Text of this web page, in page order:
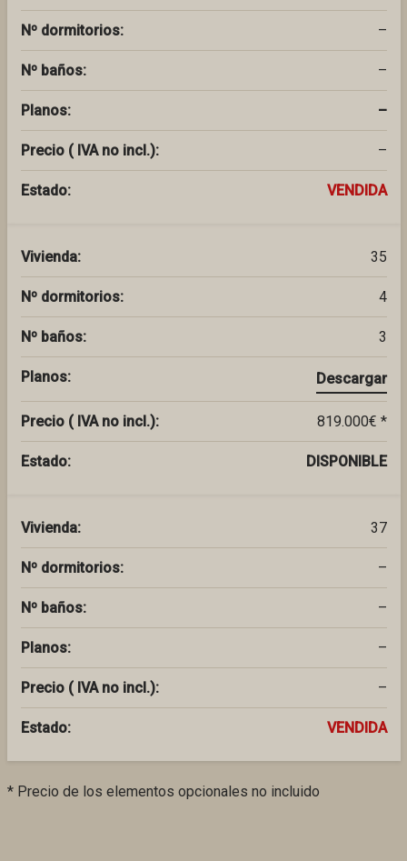
Nº dormitorios: –
Nº baños: –
Planos: –
Precio ( IVA no incl.): –
Estado: VENDIDA
Vivienda: 35
Nº dormitorios: 4
Nº baños: 3
Planos: Descargar
Precio ( IVA no incl.): 819.000€ *
Estado: DISPONIBLE
Vivienda: 37
Nº dormitorios: –
Nº baños: –
Planos: –
Precio ( IVA no incl.): –
Estado: VENDIDA
* Precio de los elementos opcionales no incluido